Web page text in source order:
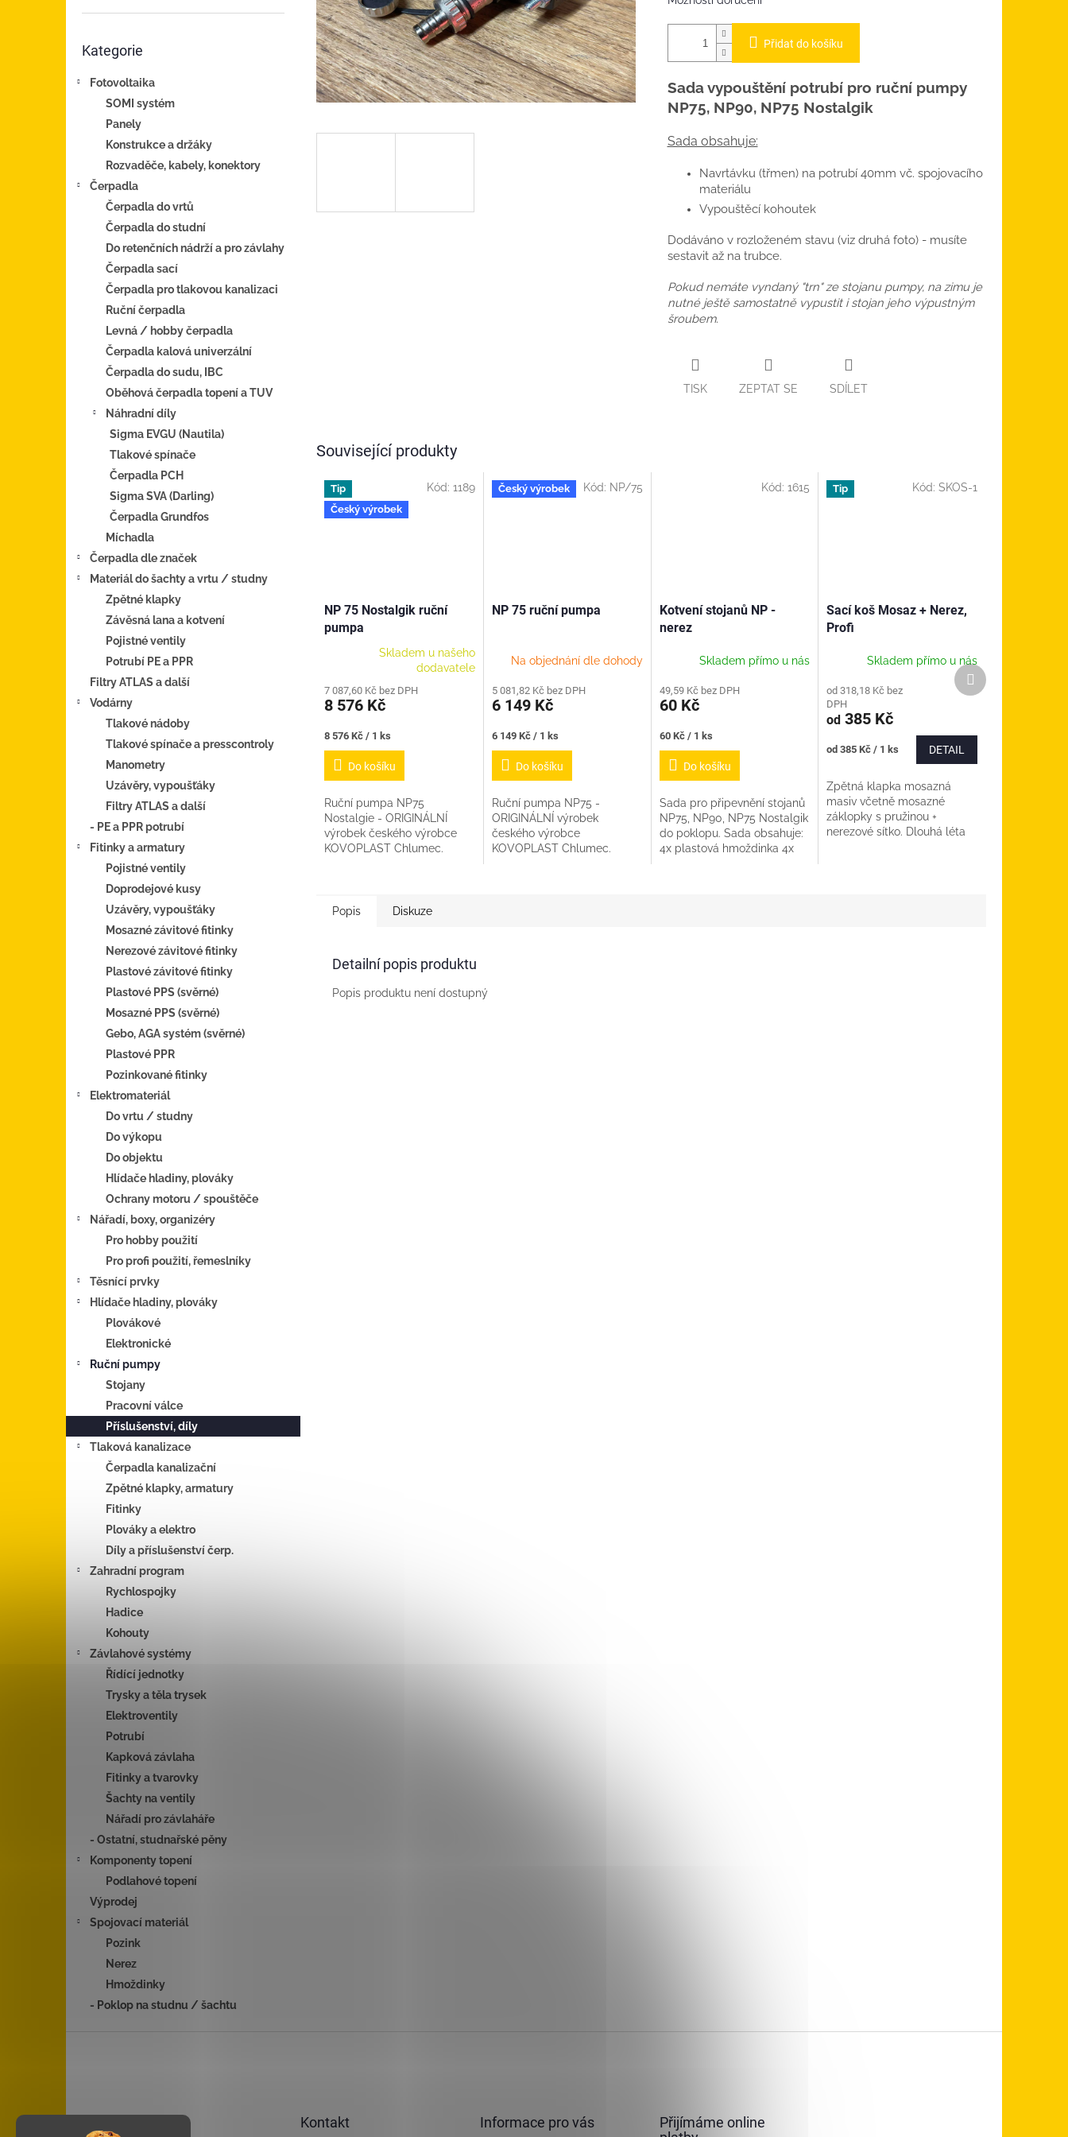
kategorie
Kategorie
Fotovoltaika
SOMI systém
Panely
Konstrukce a držáky
Rozvaděče, kabely, konektory
Čerpadla
Čerpadla do vrtů
Čerpadla do studní
Do retenčních nádrží a pro závlahy
Čerpadla sací
Čerpadla pro tlakovou kanalizaci
Ruční čerpadla
Levná / hobby čerpadla
Čerpadla kalová univerzální
Čerpadla do sudu, IBC
Oběhová čerpadla topení a TUV
Náhradní díly
Sigma EVGU (Nautila)
Tlakové spínače
Čerpadla PCH
Sigma SVA (Darling)
Čerpadla Grundfos
Míchadla
Čerpadla dle značek
Materiál do šachty a vrtu / studny
Zpětné klapky
Závěsná lana a kotvení
Pojistné ventily
Potrubí PE a PPR
Filtry ATLAS a další
Vodárny
Tlakové nádoby
Tlakové spínače a presscontroly
Manometry
Uzávěry, vypoušťáky
Filtry ATLAS a další
- PE a PPR potrubí
Fitinky a armatury
Pojistné ventily
Doprodejové kusy
Uzávěry, vypoušťáky
Mosazné závitové fitinky
Nerezové závitové fitinky
Plastové závitové fitinky
Plastové PPS (svěrné)
Mosazné PPS (svěrné)
Gebo, AGA systém (svěrné)
Plastové PPR
Pozinkované fitinky
Elektromateriál
Do vrtu / studny
Do výkopu
Do objektu
Hlídače hladiny, plováky
Ochrany motoru / spouštěče
Nářadí, boxy, organizéry
Pro hobby použití
Pro profi použití, řemeslníky
Těsnící prvky
Hlídače hladiny, plováky
Plovákové
Elektronické
Ruční pumpy
Stojany
Pracovní válce
Příslušenství, díly
Tlaková kanalizace
Čerpadla kanalizační
Zpětné klapky, armatury
Fitinky
Plováky a elektro
Díly a příslušenství čerp.
Zahradní program
Rychlospojky
Hadice
Kohouty
Závlahové systémy
Řídící jednotky
Trysky a těla trysek
Elektroventily
Potrubí
Kapková závlaha
Fitinky a tvarovky
Šachty na ventily
Nářadí pro závlaháře
- Ostatní, studnařské pěny
Komponenty topení
Podlahové topení
Výprodej
Spojovací materiál
Pozink
Nerez
Hmoždinky
- Poklop na studnu / šachtu
Přidat do košíku
Sada vypouštění potrubí pro ruční pumpy
NP75, NP90, NP75 Nostalgik
Sada obsahuje:
Navrtávku (třmen) na potrubí 40mm vč. spojovacího
materiálu
Vypouštěcí kohoutek
Dodáváno v rozloženém stavu (viz druhá foto) - musíte
sestavit až na trubce.
Pokud nemáte vyndaný "trn" ze stojanu pumpy, na zimu je
nutné ještě samostatně vypustit i stojan jeho výpustným
šroubem.
TISK ZEPTAT SE SDÍLET
Související produkty
Tip
Český výrobek
NP 75 Nostalgik ruční
pumpa
Skladem u našeho
dodavatele
7 087,60 Kč bez DPH
8 576 Kč
Měrná
cena:
8 576 Kč / 1 ks
Do košíku
Ruční pumpa NP75
Nostalgie - ORIGINÁLNÍ
výrobek českého výrobce
KOVOPLAST Chlumec.
Kopie mají...
Kód: 1189 Český výrobek
NP 75 ruční pumpa
Na objednání dle dohody
5 081,82 Kč bez DPH
6 149 Kč
Měrná
cena:
6 149 Kč / 1 ks
Do košíku
Ruční pumpa NP75 -
ORIGINÁLNÍ výrobek
českého výrobce
KOVOPLAST Chlumec.
Kód: NP/75
Kotvení stojanů NP -
nerez
Skladem přímo u nás
49,59 Kč bez DPH
60 Kč
Měrná
cena:
60 Kč / 1 ks
Do košíku
Sada pro připevnění stojanů
NP75, NP90, NP75 Nostalgik
do poklopu. Sada obsahuje:
4x plastová hmoždinka 4x
Kód:1615 Tip
Sací koš Mosaz + Nerez,
Profi
Skladem přímo u nás
od 318,18 Kč bez
DPH
od 385 Kč
Měrná
od 385 Kč / 1 ks DETAIL
Zpětná klapka mosazná
masiv včetně mosazné
záklopky s pružinou +
nerezové sítko. Dlouhá léta
Kód: SKOS-1
Další
produkt
Popis Diskuze
Detailní popis produktu
Popis produktu není dostupný
Kontakt Informace pro vás
Přijímáme online